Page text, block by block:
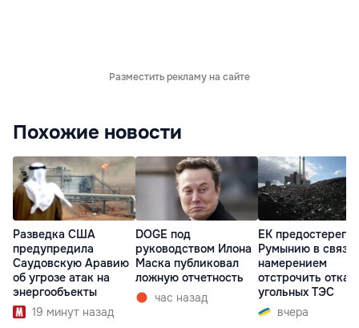
Разместить рекламу на сайте
Похожие новости
Разведка США
предупредила
Саудовскую Аравию
об угрозе атак на
энергообъекты
19 минут назад
DOGE под
руководством Илона
Маска публиковал
ложную отчетность
час назад
ЕК предостерегла
Румынию в связи
намерением
отстрочить отказ
угольных ТЭС
вчера